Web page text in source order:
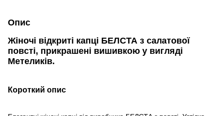
Опис
Жіночі відкриті капці БЕЛСТА з салатової
повсті, прикрашені вишивкою у вигляді
Метеликів.
Короткий опис